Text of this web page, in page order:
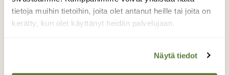
tietoja muihin tietoihin, joita olet antanut heille tai joita on
kerätty, kun olet käyttänyt heidän palvelujaan.
Näytä tiedot
Se oli harjalintu, joka tien reunalla istui.